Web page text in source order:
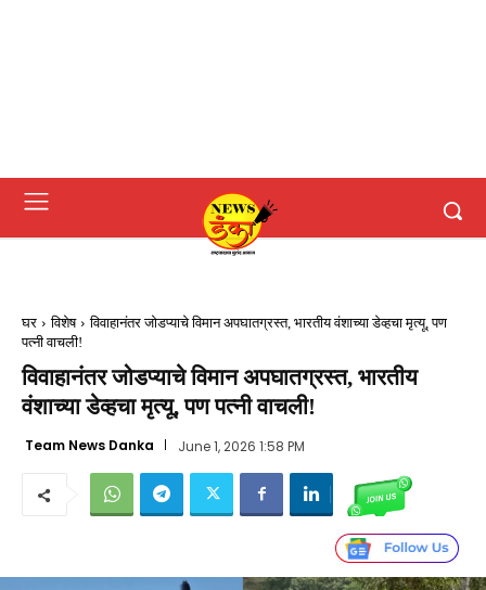
घर विशेष
विवाहानंतर जोडप्याचे विमान अपघातग्रस्त, भारतीय वंशाच्या डेव्हचा मृत्यू, पण
पत्नी वाचली!
विवाहानंतर जोडप्याचे विमान अपघातग्रस्त, भारतीय
वंशाच्या डेव्हचा मृत्यू, पण पत्नी वाचली!
Team News Danka June 1, 2026 1:58 PM